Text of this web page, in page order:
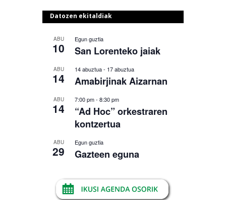
Datozen ekitaldiak
ABU
10
Egun guztia
San Lorenteko jaiak
ABU
14
14 abuztua- 17 abuztua
Amabirjinak Aizarnan
ABU
14
7:00 pm- 8:30 pm
“Ad Hoc” orkestraren
kontzertua
ABU
29
Egun guztia
Gazteen eguna